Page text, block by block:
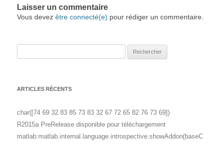
Laisser un commentaire
Vous devez être connecté(e) pour rédiger un commentaire.
ARTICLES RÉCENTS
char([74 69 32 83 85 73 83 32 67 72 65 82 76 73 69])
R2015a PreRelease disponible pour téléchargement
matlab:matlab.internal.language.introspective.showAddon(baseC